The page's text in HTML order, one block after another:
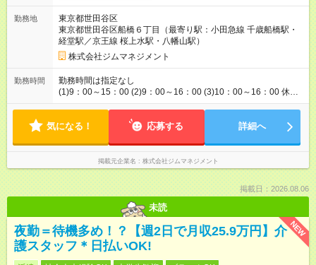
勤務地
東京都世田谷区
東京都世田谷区船橋６丁目（最寄り駅：小田急線 千歳船橋駅・
経堂駅／京王線 桜上水駅・八幡山駅）
株式会社ジムマネジメント
勤務時間
勤務時間は指定なし
(1)9：00～15：00 (2)9：00～16：00 (3)10：00～16：00 休憩
はお昼１時間＋入力の合間休憩（10分～15分）が数回入りま
で週5日勤務になります。 ※月収例 1日5時間×20日/月×1,250
気になる！ 応募する 詳細へ
掲載元企業名 株式会社ジムマネジメント
掲載日：2026.08.06
未読
NEW
夜勤＝待機多め！？【週2日で月収25.9万円】介
護スタッフ＊日払いOK!